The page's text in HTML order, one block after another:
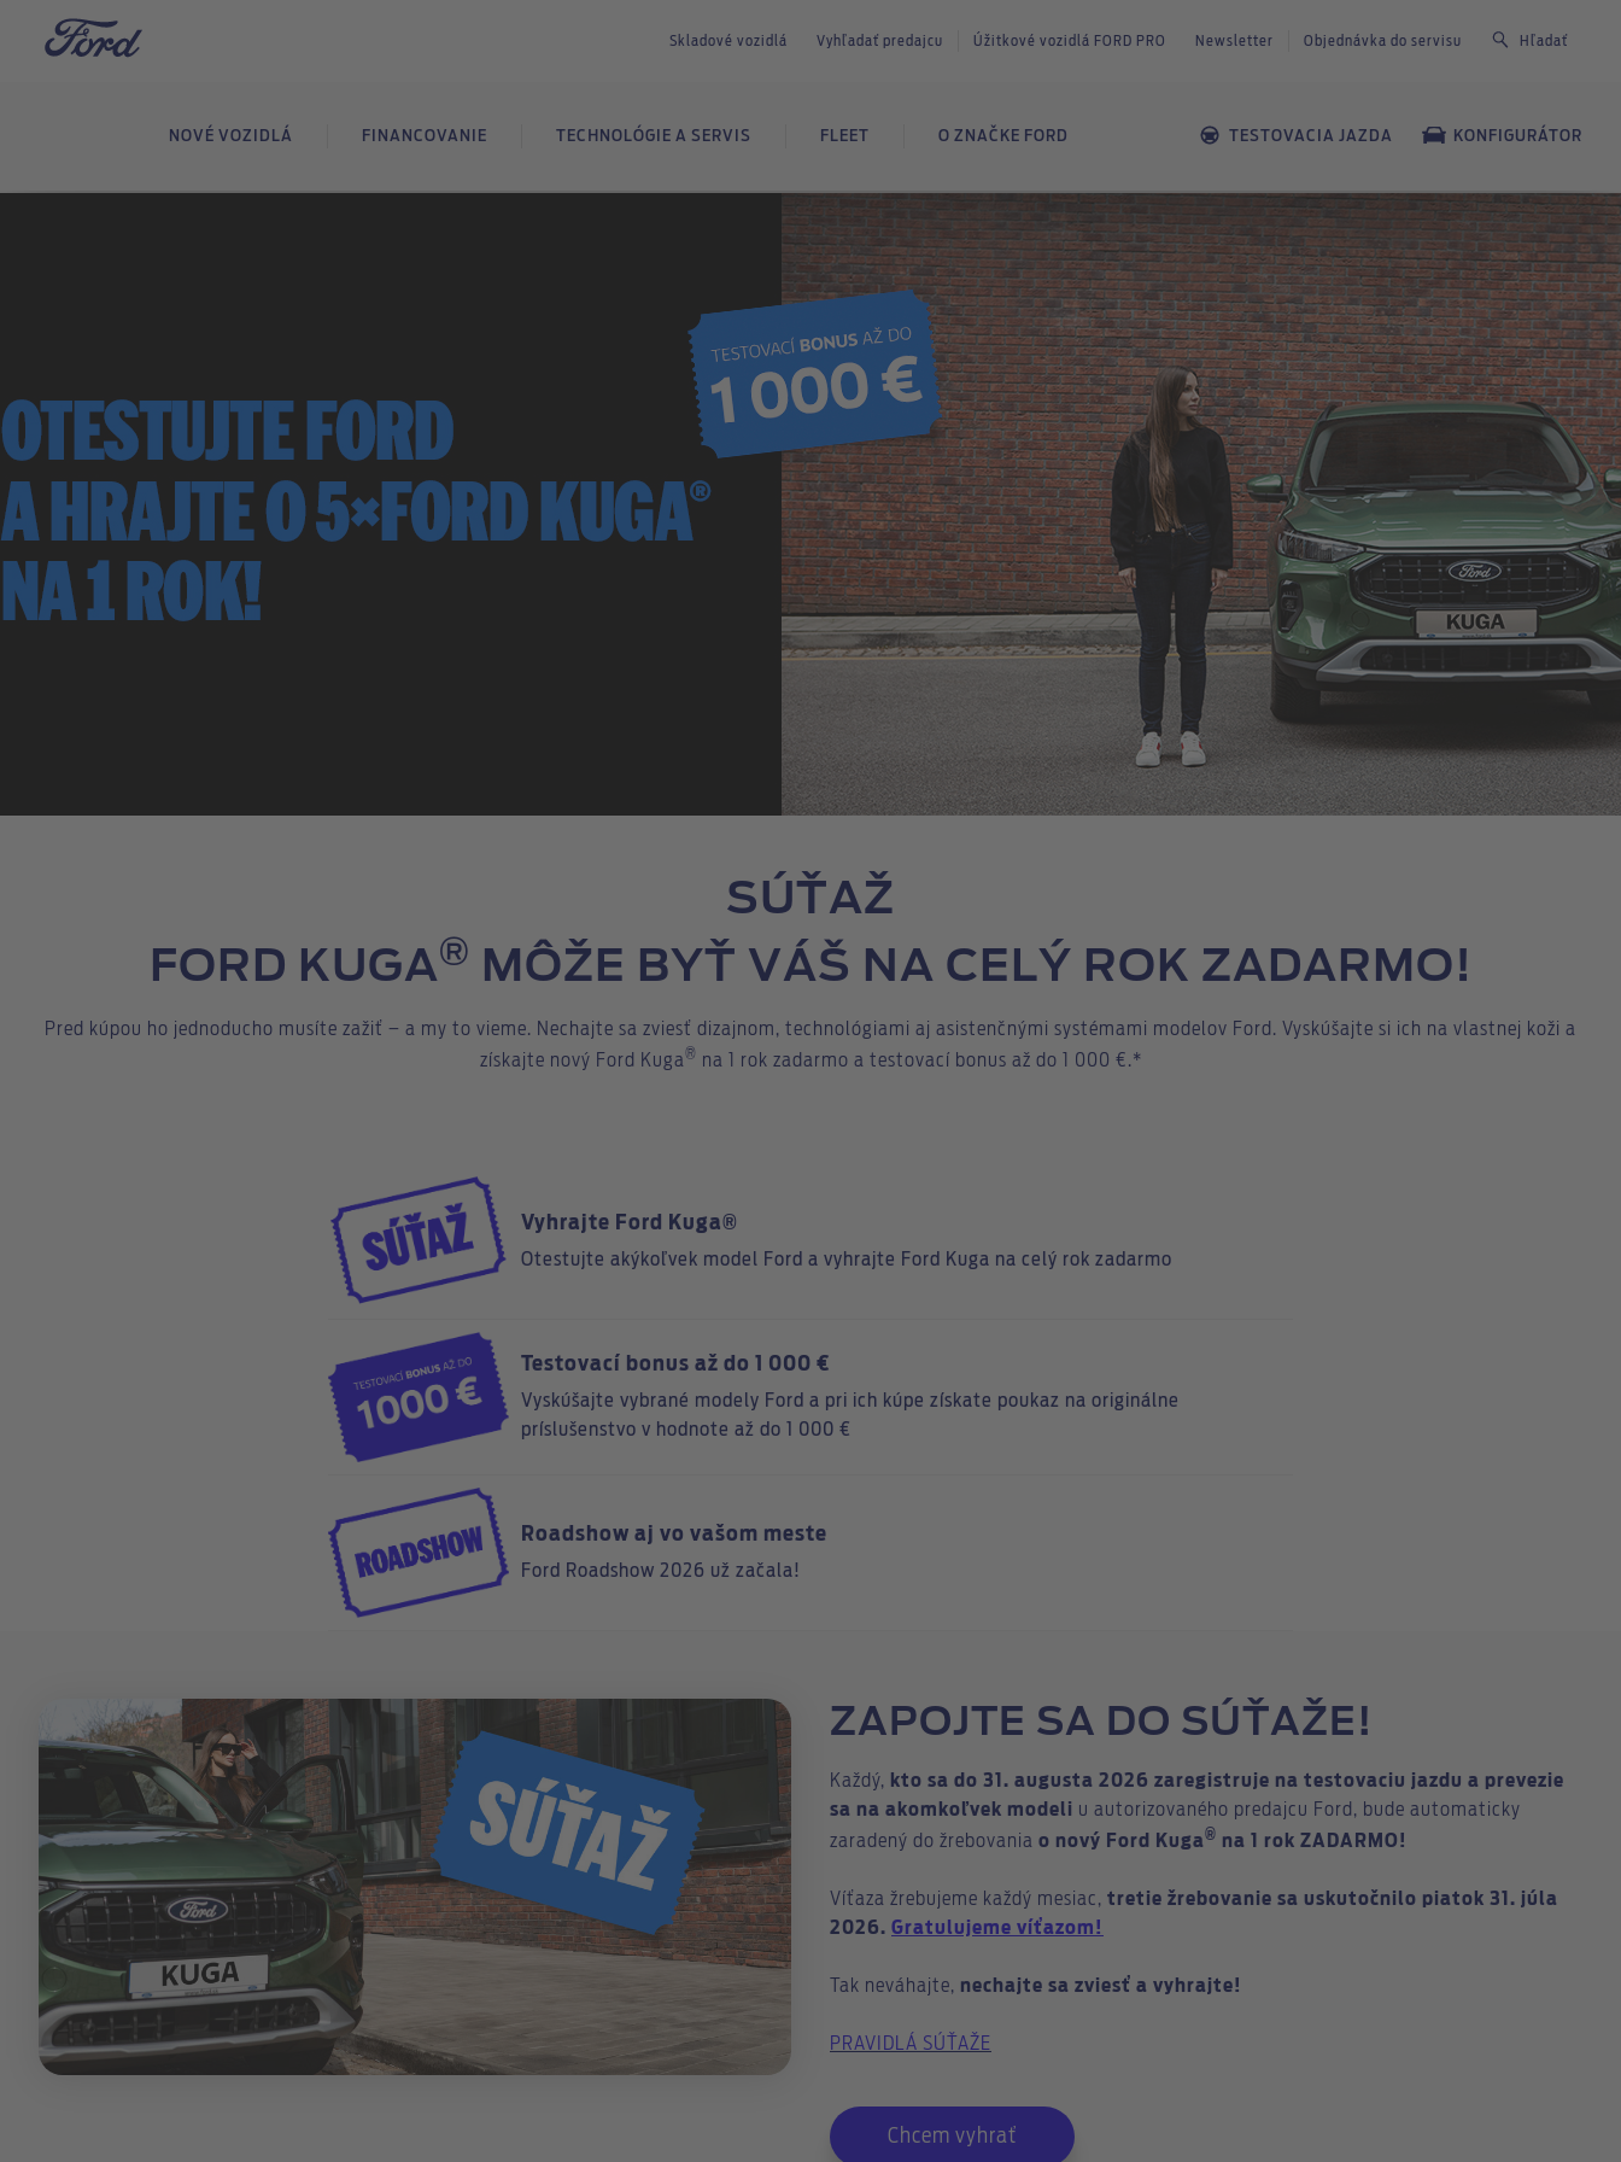
Skladové vozidlá Vyhľadať predajcu Úžitkové vozidlá FORD PRO Newsletter Objednávka do servisu Hľadať
NOVÉ VOZIDLÁ FINANCOVANIE TECHNOLÓGIE A SERVIS FLEET O ZNAČKE FORD TESTOVACIA JAZDA KONFIGURÁTOR
SÚŤAŽ
FORD KUGA® MÔŽE BYŤ VÁŠ NA CELÝ ROK ZADARMO!
Pred kúpou ho jednoducho musíte zažiť – a my to vieme. Nechajte sa zviesť dizajnom, technológiami aj asistenčnými systémami modelov Ford. Vyskúšajte si ich na vlastnej koži a
získajte nový Ford Kuga® na 1 rok zadarmo a testovací bonus až do 1 000 €.*
Vyhrajte Ford Kuga®
Otestujte akýkoľvek model Ford a vyhrajte Ford Kuga na celý rok zadarmo
Testovací bonus až do 1 000 €
Vyskúšajte vybrané modely Ford a pri ich kúpe získate poukaz na originálne
príslušenstvo v hodnote až do 1 000 €
Roadshow aj vo vašom meste
Ford Roadshow 2026 už začala!
ZAPOJTE SA DO SÚŤAŽE!
Každý, kto sa do 31. augusta 2026 zaregistruje na testovaciu jazdu a prevezie
sa na akomkoľvek modeli u autorizovaného predajcu Ford, bude automaticky
zaradený do žrebovania o nový Ford Kuga® na 1 rok ZADARMO!
Víťaza žrebujeme každý mesiac, tretie žrebovanie sa uskutočnilo piatok 31. júla
2026. Gratulujeme víťazom!
Tak neváhajte, nechajte sa zviesť a vyhrajte!
PRAVIDLÁ SÚŤAŽE
Chcem vyhrať